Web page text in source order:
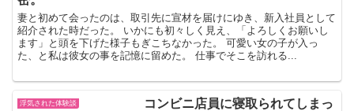
妻と初めて会ったのは、取引先に宣材を届けにゆき、新入社員として
紹介された時だった。 いかにも初々しく見え、「よろしくお願いし
ます」と頭を下げた様子もぎこちなかった。 可愛い女の子が入っ
た、と私は彼女の事を記憶に留めた。 仕事でそこを訪れる...
浮気された体験談
コンビニ店員に寝取られてしまっ